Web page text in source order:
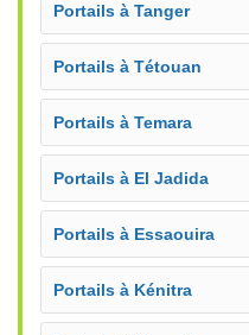
Portails à Tanger
Portails à Tétouan
Portails à Temara
Portails à El Jadida
Portails à Essaouira
Portails à Kénitra